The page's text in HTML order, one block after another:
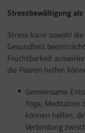
Stressbewältigung
Stress kann sowohl
Gesundheit
Fruchtbarkeit
die Paaren helfen
Gemeinsame
Yoga,
können helfen,
Verbindung